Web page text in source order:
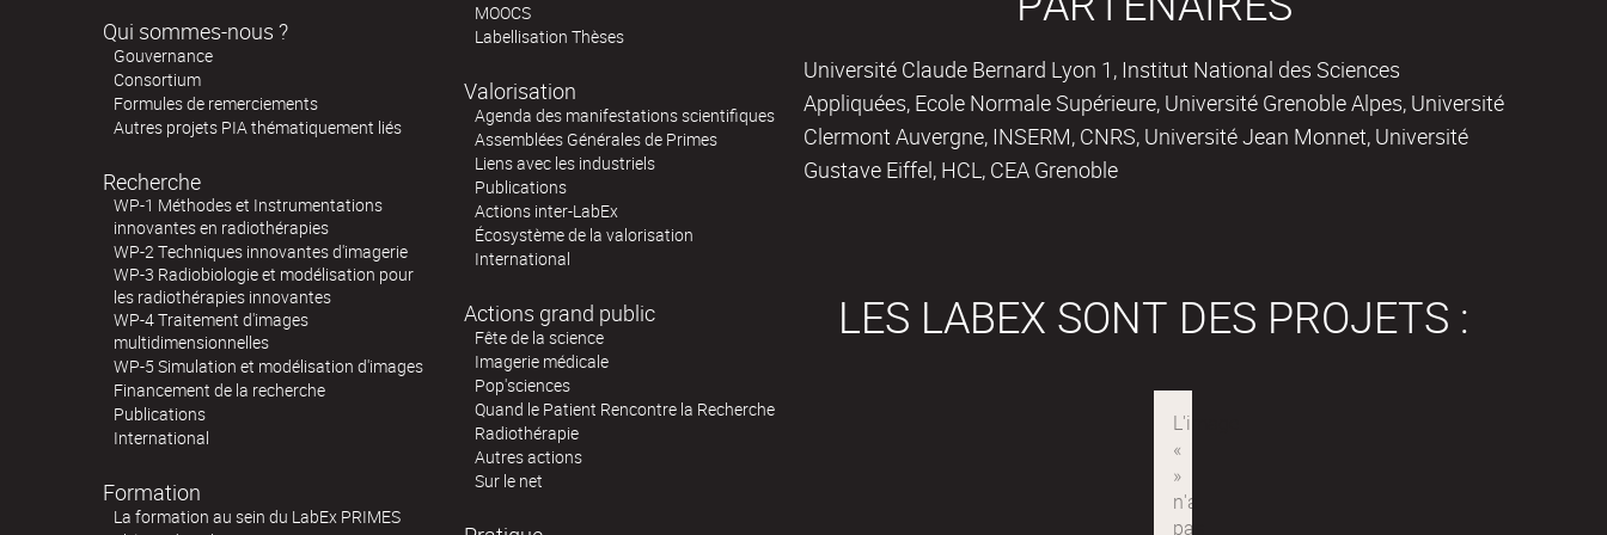
Qui sommes-nous ?
Gouvernance
Consortium
Formules de remerciements
Autres projets PIA thématiquement liés
Recherche
WP-1 Méthodes et Instrumentations
innovantes en radiothérapies
WP-2 Techniques innovantes d'imagerie
WP-3 Radiobiologie et modélisation pour
les radiothérapies innovantes
WP-4 Traitement d'images
multidimensionnelles
WP-5 Simulation et modélisation d'images
Financement de la recherche
Publications
International
Formation
La formation au sein du LabEx PRIMES
MOOCS
Labellisation Thèses
Valorisation
Agenda des manifestations scientifiques
Assemblées Générales de Primes
Liens avec les industriels
Publications
Actions inter-LabEx
Écosystème de la valorisation
International
Actions grand public
Fête de la science
Imagerie médicale
Pop'sciences
Quand le Patient Rencontre la Recherche
Radiothérapie
Autres actions
Sur le net
Université Claude Bernard Lyon 1, Institut National des Sciences
Appliquées, Ecole Normale Supérieure, Université Grenoble Alpes, Université
Clermont Auvergne, INSERM, CNRS, Université Jean Monnet, Université
Gustave Eiffel, HCL, CEA Grenoble
LES LABEX SONT DES PROJETS :